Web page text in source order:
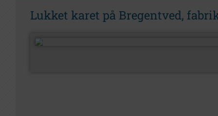
Lukket karet på Bregentved,